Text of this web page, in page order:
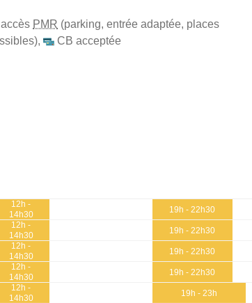
accès PMR (parking, entrée adaptée, places
,
CB acceptée
12h -
14h30
19h - 22h30
12h -
14h30
19h - 22h30
12h -
14h30
19h - 22h30
12h -
14h30
19h - 22h30
12h -
14h30
19h - 23h